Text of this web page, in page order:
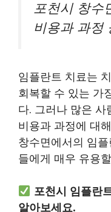
포천시 창수
비용과 과정
임플란트 치료는
회복할 수 있는 가
다. 그러나 많은
비용과 과정에 대
창수면에서의 임
들에게 매우 유용
포천시 임플란
알아보세요.